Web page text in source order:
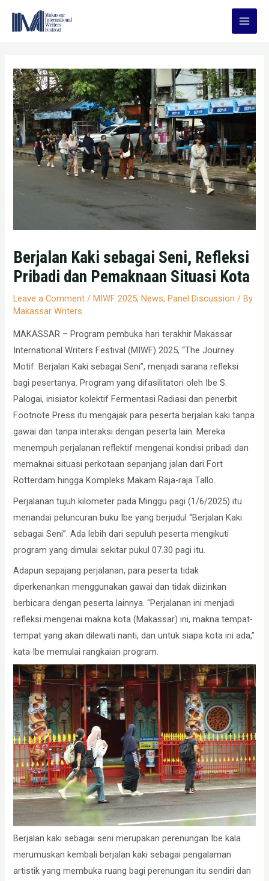
Main
Berjalan Kaki sebagai Seni, Refleksi
Pribadi dan Pemaknaan Situasi Kota
Leave a Comment /MIWF 2025,News,Panel Discussion / By
Makassar Writers
MAKASSAR – Program pembuka hari terakhir Makassar
International Writers Festival (MIWF) 2025, “The Journey
Motif: Berjalan Kaki sebagai Seni”, menjadi sarana refleksi
bagi pesertanya. Program yang difasilitatori oleh Ibe S.
Palogai, inisiator kolektif Fermentasi Radiasi dan penerbit
Footnote Press itu mengajak para peserta berjalan kaki tanpa
gawai dan tanpa interaksi dengan peserta lain. Mereka
menempuh perjalanan reflektif mengenai kondisi pribadi dan
memaknai situasi perkotaan sepanjang jalan dari Fort
Rotterdam hingga Kompleks Makam Raja-raja Tallo.
Perjalanan tujuh kilometer pada Minggu pagi (1/6/2025) itu
menandai peluncuran buku Ibe yang berjudul “Berjalan Kaki
sebagai Seni”. Ada lebih dari sepuluh peserta mengikuti
program yang dimulai sekitar pukul 07.30 pagi itu.
Adapun sepajang perjalanan, para peserta tidak
diperkenankan menggunakan gawai dan tidak diizinkan
berbicara dengan peserta lainnya. “Perjalanan ini menjadi
refleksi mengenai makna kota (Makassar) ini, makna tempat-
tempat yang akan dilewati nanti, dan untuk siapa kota ini ada,”
kata Ibe memulai rangkaian program.
Berjalan kaki sebagai seni merupakan perenungan Ibe kala
merumuskan kembali berjalan kaki sebagai pengalaman
artistik yang membuka ruang bagi perenungan itu sendiri dan